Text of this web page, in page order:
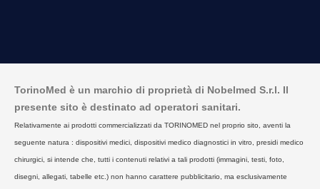
TorinoMed è un marchio di proprietà di Nobelmed S.r.l. Il
presente sito è destinato ad operatori sanitari.
Relativamente ai prodotti commercializzati da TORINOMED nel proprio sito, aventi la
seguente natura : dispositivi medici, dispositivi medico diagnostici in vitro, presidi medico
chirurgici, si intende che, tutti i contenuti relativi a tali prodotti (immagini, testi, foto,
disegni, allegati, tabelle etc.) non hanno carattere pubblicitario, ma esclusivamente